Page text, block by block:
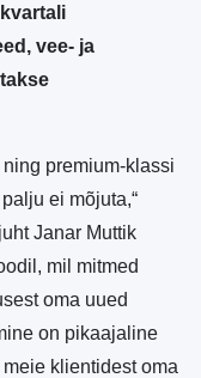
vee- ja
premium-klassi
ei mõjuta,“
Janar Muttik
mil mitmed
oma uued
on pikaajaline
klientidest oma